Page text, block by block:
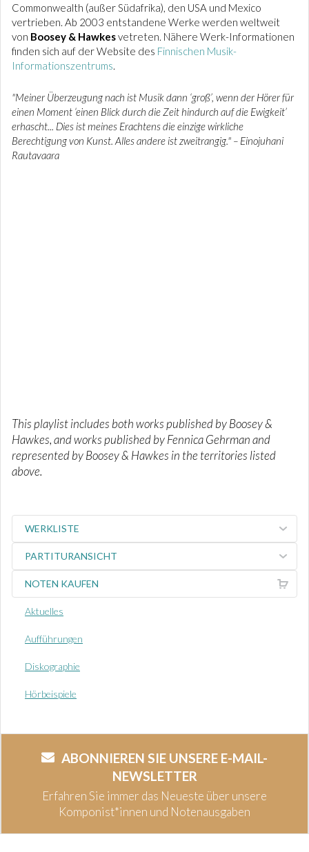
Commonwealth (außer Südafrika), den USA und Mexico
vertrieben. Ab 2003 entstandene Werke werden weltweit
von Boosey & Hawkesvetreten. Nähere Werk-Informationen
finden sich auf der Website des Finnischen Musik-
Informationszentrums.
"Meiner Überzeugung nach ist Musik dann ‘groß’, wenn der Hörer für
einen Moment ‘einen Blick durch die Zeit hindurch auf die Ewigkeit’
erhascht... Dies ist meines Erachtens die einzige wirkliche
Berechtigung von Kunst. Alles andere ist zweitrangig." – Einojuhani
Rautavaara
This playlist includes both works published by Boosey &
Hawkes, and works published by Fennica Gehrman and
represented by Boosey & Hawkes in the territories listed
above.
WERKLISTE
PARTITURANSICHT
NOTEN KAUFEN
Aktuelles
Aufführungen
Diskographie
Hörbeispiele
ABONNIEREN SIE UNSERE E-MAIL-
NEWSLETTER
Erfahren Sie immer das Neueste über unsere
Komponist*innen und Notenausgaben